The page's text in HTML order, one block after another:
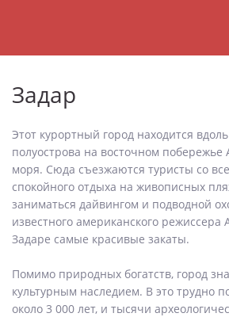
Задар
Этот курортный город находится
полуострова на восточном побережье
моря. Сюда съезжаются туристы со
спокойного отдыха на живописных
заниматься дайвингом и подводной
известного американского режиссера
Задаре самые красивые закаты.
Помимо природных богатств, город
культурным наследием. В это трудно
около 3 000 лет, и тысячи